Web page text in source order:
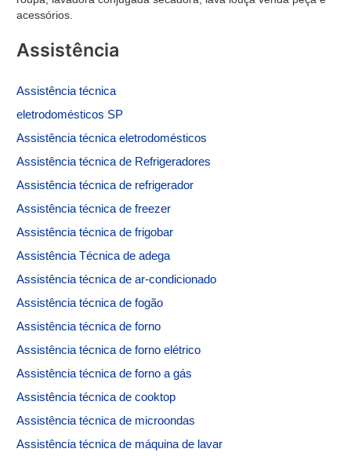
acessórios.
Assistência
Assistênciatécnica
eletrodomésticos SP
Assistência técnica eletrodomésticos
Assistência técnica de Refrigeradores
Assistência técnica de refrigerador
Assistência técnica de freezer
Assistência técnica de frigobar
Assistência Técnica de adega
Assistência técnica de ar-condicionado
Assistência técnica de fogão
Assistência técnica de forno
Assistência técnica de forno elétrico
Assistência técnica de forno a gás
Assistência técnica de cooktop
Assistência técnica de microondas
Assistência técnica de máquina de lavar